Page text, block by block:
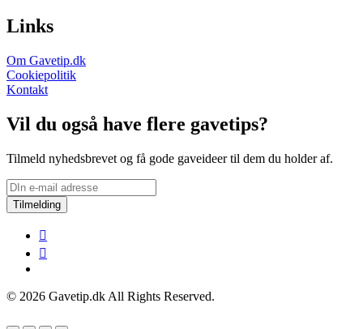
Links
Om Gavetip.dk
Cookiepolitik
Kontakt
Vil du også have flere gavetips?
Tilmeld nyhedsbrevet og få gode gaveideer til dem du holder af.
Tilmelding
© 2026 Gavetip.dk All Rights Reserved.